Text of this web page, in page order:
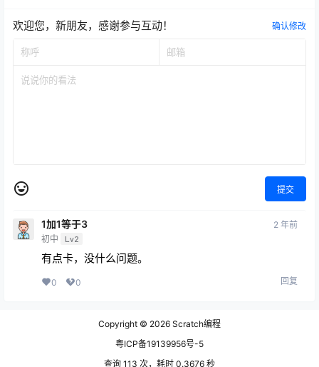
欢迎您，新朋友，感谢参与互动！ 确认修改
提交
1加1等于3
初中 Lv2
2 年前
有点卡，没什么问题。
0 0 回复
Copyright © 2026 Scratch编程
粤ICP备19139956号-5
查询 113 次，耗时 0.3676 秒